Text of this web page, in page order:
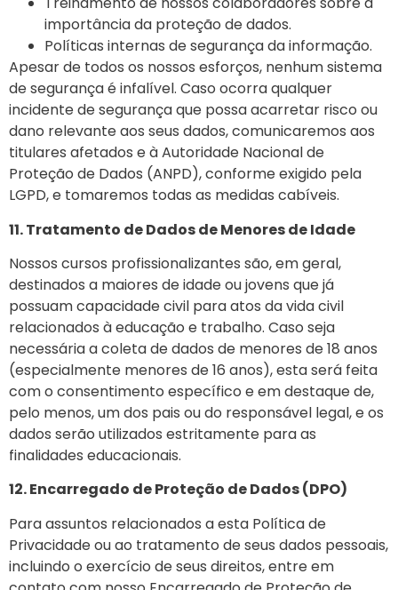
importância da proteção de dados.
Políticas internas de segurança da informação.
Apesar de todos os nossos esforços, nenhum sistema
de segurança é infalível. Caso ocorra qualquer
incidente de segurança que possa acarretar risco ou
dano relevante aos seus dados, comunicaremos aos
titulares afetados e à Autoridade Nacional de
Proteção de Dados (ANPD), conforme exigido pela
LGPD, e tomaremos todas as medidas cabíveis.
11. Tratamento de Dados de Menores de Idade
Nossos cursos profissionalizantes são, em geral,
destinados a maiores de idade ou jovens que já
possuam capacidade civil para atos da vida civil
relacionados à educação e trabalho. Caso seja
necessária a coleta de dados de menores de 18 anos
(especialmente menores de 16 anos), esta será feita
com o consentimento específico e em destaque de,
pelo menos, um dos pais ou do responsável legal, e os
dados serão utilizados estritamente para as
finalidades educacionais.
12. Encarregado de Proteção de Dados (DPO)
Para assuntos relacionados a esta Política de
Privacidade ou ao tratamento de seus dados pessoais,
incluindo o exercício de seus direitos, entre em